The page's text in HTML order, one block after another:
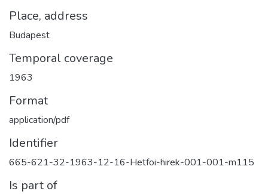
Place, address
Budapest
Temporal coverage
1963
Format
application/pdf
Identifier
665-621-32-1963-12-16-Hetfoi-hirek-001-001-m115
Is part of